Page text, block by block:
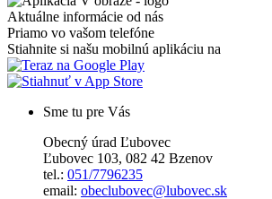
Aktuálne informácie od nás
Priamo vo vašom telefóne
Stiahnite si našu mobilnú aplikáciu na
Sme tu pre Vás
Obecný úrad Ľubovec
Ľubovec 103, 082 42 Bzenov
tel.: 051/7796235
email: obeclubovec@lubovec.sk